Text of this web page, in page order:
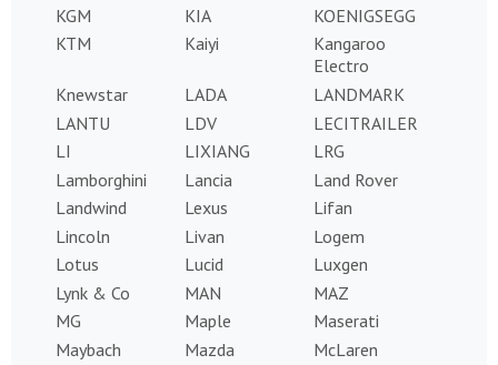
KGM
KIA
KOENIGSEGG
KTM
Kaiyi
Kangaroo
Electro
Knewstar
LADA
LANDMARK
LANTU
LDV
LECITRAILER
LI
LIXIANG
LRG
Lamborghini
Lancia
Land Rover
Landwind
Lexus
Lifan
Lincoln
Livan
Logem
Lotus
Lucid
Luxgen
Lynk & Co
MAN
MAZ
MG
Maple
Maserati
Maybach
Mazda
McLaren